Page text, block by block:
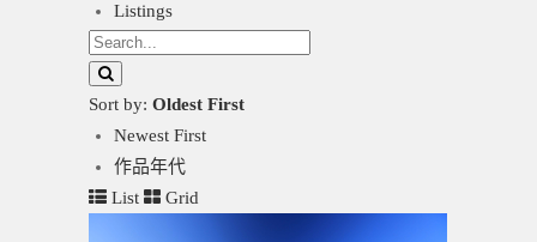
Listings
Sort by: Oldest First
Newest First
作品年代
List
Grid